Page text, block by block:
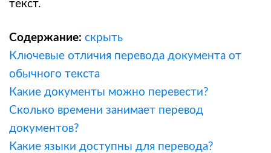
текст.
Содержание: скрыть
Ключевые отличия перевода документа от
обычного текста
Какие документы можно перевести?
Сколько времени занимает перевод
документов?
Какие языки доступны для перевода?